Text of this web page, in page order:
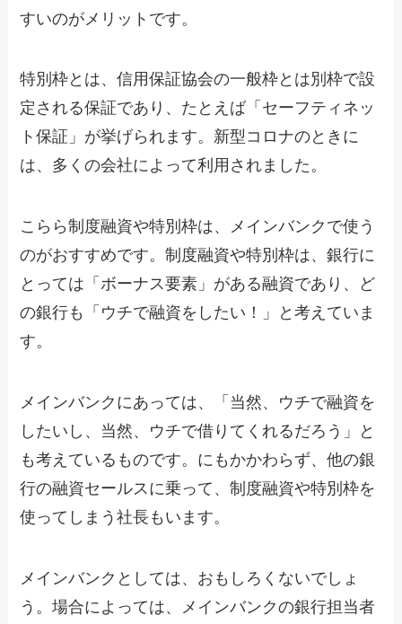
すいのがメリットです。
特別枠とは、信用保証協会の一般枠とは別枠で設
定される保証であり、たとえば「セーフティネッ
ト保証」が挙げられます。新型コロナのときに
は、多くの会社によって利用されました。
こらら制度融資や特別枠は、メインバンクで使う
のがおすすめです。制度融資や特別枠は、銀行に
とっては「ボーナス要素」がある融資であり、ど
の銀行も「ウチで融資をしたい！」と考えていま
す。
メインバンクにあっては、「当然、ウチで融資を
したいし、当然、ウチで借りてくれるだろう」と
も考えているものです。にもかかわらず、他の銀
行の融資セールスに乗って、制度融資や特別枠を
使ってしまう社長もいます。
メインバンクとしては、おもしろくないでしょ
う。場合によっては、メインバンクの銀行担当者